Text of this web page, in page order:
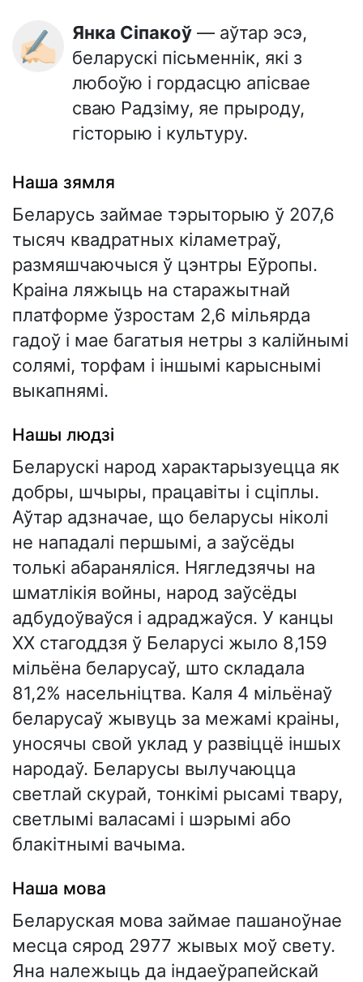
✍🏻 Янка Сіпакоў — аўтар эсэ,
беларускі пісьменнік, які з
любоўю і гордасцю апісвае
сваю Радзіму, яе прыроду,
гісторыю і культуру.
Наша зямля
Беларусь займае тэрыторыю ў 207,6
тысяч квадратных кіламетраў,
размяшчаючыся ў цэнтры Еўропы.
Краіна ляжыць на старажытнай
платформе ўзростам 2,6 мільярда
гадоў і мае багатыя нетры з калійнымі
солямі, торфам і іншымі карыснымі
выкапнямі.
Нашы людзі
Беларускі народ характарызуецца як
добры, шчыры, працавіты і сціплы.
Аўтар адзначае, що беларусы ніколі
не нападалі першымі, а заўсёды
толькі абараняліся. Нягледзячы на
шматлікія войны, народ заўсёды
адбудоўваўся і адраджаўся. У канцы
XX стагоддзя ў Беларусі жыло 8,159
мільёна беларусаў, што складала
81,2% насельніцтва. Каля 4 мільёнаў
беларусаў жывуць за межамі краіны,
уносячы свой уклад у развіццё іншых
народаў. Беларусы вылучаюцца
светлай скурай, тонкімі рысамі твару,
светлымі валасамі і шэрымі або
блакітнымі вачыма.
Наша мова
Беларуская мова займае пашаноўнае
месца сярод 2977 жывых моў свету.
Яна належыць да індаеўрапейскай